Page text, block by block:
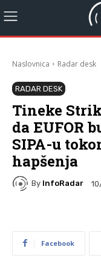
Naslovnica Radar desk
RADAR DESK
Tineke
da EUFOR
SIPA-u
hapšenja
By InfoRadar
Facebook